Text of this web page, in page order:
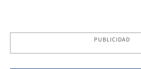
PUBLICIDAD